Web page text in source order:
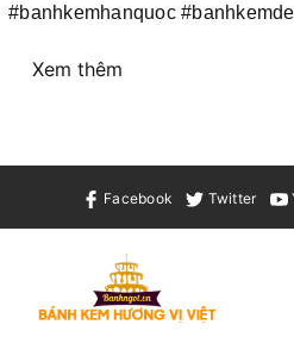
#banhkemhanquoc
Xem thêm
Facebook Twitter